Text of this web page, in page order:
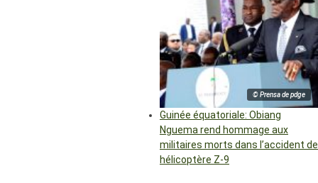
© Prensa de pdge
Guinée équatoriale: Obiang
Nguema rend hommage aux
militaires morts dans l’accident de
hélicoptère Z-9